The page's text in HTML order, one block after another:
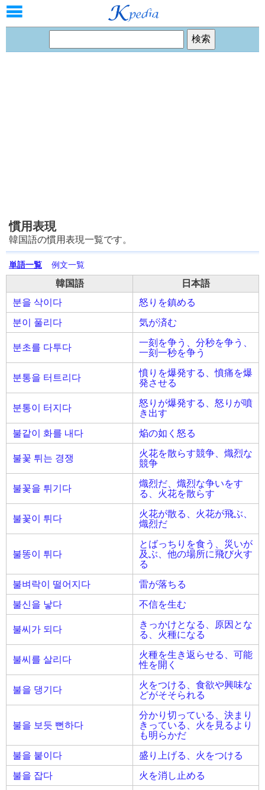
慣用表現
韓国語の慣用表現一覧です。
単語一覧 例文一覧
韓国語
日本語
분을 삭이다
怒りを鎮める
분이 풀리다
気が済む
분초를 다투다
一刻を争う、分秒を争う、
一刻一秒を争う
분통을 터트리다
憤りを爆発する、憤痛を爆
発させる
분통이 터지다
怒りが爆発する、怒りが噴
き出す
불같이 화를 내다
焔の如く怒る
불꽃 튀는 경쟁
火花を散らす競争、熾烈な
競争
불꽃을 튀기다
熾烈だ、熾烈な争いをす
る、火花を散らす
불꽃이 튀다
火花が散る、火花が飛ぶ、
熾烈だ
불똥이 튀다
とばっちりを食う、災いが
及ぶ、他の場所に飛び火す
る
불벼락이 떨어지다
雷が落ちる
불신을 낳다
不信を生む
불씨가 되다
きっかけとなる、原因とな
る、火種になる
불씨를 살리다
火種を生き返らせる、可能
性を開く
불을 댕기다
火をつける、食欲や興味な
どがそそられる
불을 보듯 뻔하다
分かり切っている、決まり
きっている、火を見るより
も明らかだ
불을 붙이다
盛り上げる、火をつける
불을 잡다
火を消し止める